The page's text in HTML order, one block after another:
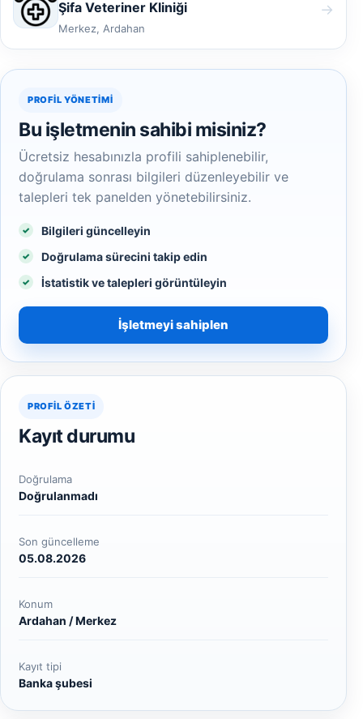
Şifa Veteriner Kliniği
Merkez, Ardahan
→
PROFIL YÖNETIMI
Bu işletmenin sahibi misiniz?
Ücretsiz hesabınızla profili sahiplenebilir,
doğrulama sonrası bilgileri düzenleyebilir ve
talepleri tek panelden yönetebilirsiniz.
Bilgileri güncelleyin
Doğrulama sürecini takip edin
İstatistik ve talepleri görüntüleyin
İşletmeyi sahiplen
PROFIL ÖZETI
Kayıt durumu
Doğrulama
Doğrulanmadı
Son güncelleme
05.08.2026
Konum
Ardahan / Merkez
Kayıt tipi
Banka şubesi